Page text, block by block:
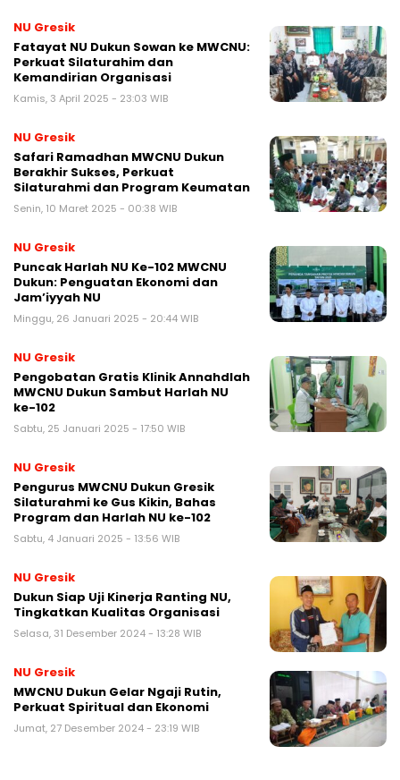
NU Gresik
Fatayat NU Dukun Sowan ke MWCNU:
Perkuat Silaturahim dan
Kemandirian Organisasi
Kamis, 3 April 2025 - 23:03 WIB
NU Gresik
Safari Ramadhan MWCNU Dukun
Berakhir Sukses, Perkuat
Silaturahmi dan Program Keumatan
Senin, 10 Maret 2025 - 00:38 WIB
NU Gresik
Puncak Harlah NU Ke-102 MWCNU
Dukun: Penguatan Ekonomi dan
Jam’iyyah NU
Minggu, 26 Januari 2025 - 20:44 WIB
NU Gresik
Pengobatan Gratis Klinik Annahdlah
MWCNU Dukun Sambut Harlah NU
ke-102
Sabtu, 25 Januari 2025 - 17:50 WIB
NU Gresik
Pengurus MWCNU Dukun Gresik
Silaturahmi ke Gus Kikin, Bahas
Program dan Harlah NU ke-102
Sabtu, 4 Januari 2025 - 13:56 WIB
NU Gresik
Dukun Siap Uji Kinerja Ranting NU,
Tingkatkan Kualitas Organisasi
Selasa, 31 Desember 2024 - 13:28 WIB
NU Gresik
MWCNU Dukun Gelar Ngaji Rutin,
Perkuat Spiritual dan Ekonomi
Jumat, 27 Desember 2024 - 23:19 WIB